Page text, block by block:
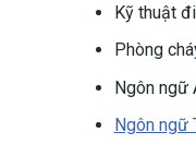
Kỹ thuật
Phòng
Ngôn ngữ
Ngôn ngữ